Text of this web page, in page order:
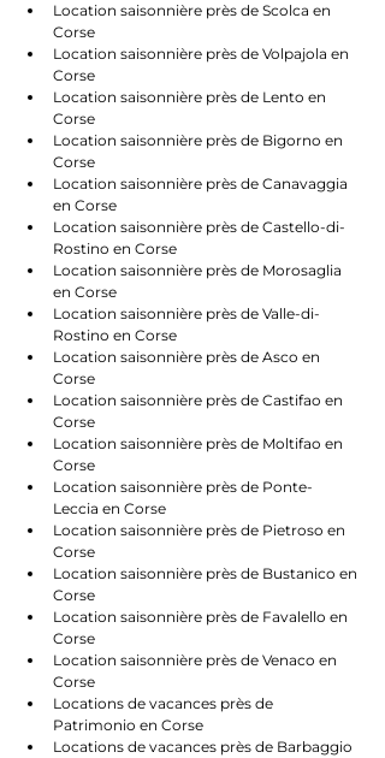
Location saisonnière près de Scolca en
Corse
Location saisonnière près de Volpajola en
Corse
Location saisonnière près de Lento en
Corse
Location saisonnière près de Bigorno en
Corse
Location saisonnière près de Canavaggia
en Corse
Location saisonnière près de Castello-di-
Rostino en Corse
Location saisonnière près de Morosaglia
en Corse
Location saisonnière près de Valle-di-
Rostino en Corse
Location saisonnière près de Asco en
Corse
Location saisonnière près de Castifao en
Corse
Location saisonnière près de Moltifao en
Corse
Location saisonnière près de Ponte-
Leccia en Corse
Location saisonnière près de Pietroso en
Corse
Location saisonnière près de Bustanico en
Corse
Location saisonnière près de Favalello en
Corse
Location saisonnière près de Venaco en
Corse
Locations de vacances près de
Patrimonio en Corse
Locations de vacances près de Barbaggio